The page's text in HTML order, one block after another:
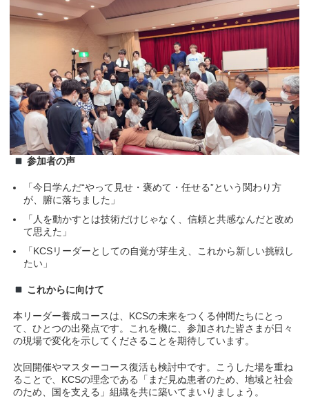
参加者の声
「今日学んだ“やって見せ・褒めて・任せる”という関わり方
が、腑に落ちました」
「人を動かすとは技術だけじゃなく、信頼と共感なんだと改め
て思えた」
「KCSリーダーとしての自覚が芽生え、これから新しい挑戦し
たい」
これからに向けて
本リーダー養成コースは、KCSの未来をつくる仲間たちにとっ
て、ひとつの出発点です。これを機に、参加された皆さまが日々
の現場で変化を示してくださることを期待しています。
次回開催やマスターコース復活も検討中です。こうした場を重ね
ることで、KCSの理念である「まだ見ぬ患者のため、地域と社会
のため、国を支える」組織を共に築いてまいりましょう。